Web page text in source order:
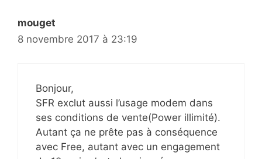
mouget
8 novembre 2017 à 23:19
Bonjour,
SFR exclut aussi l’usage modem dans
ses conditions de vente(Power illimité).
Autant ça ne prête pas à conséquence
avec Free, autant avec un engagement